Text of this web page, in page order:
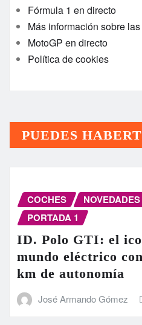
Fórmula 1 en directo
Más información sobre
MotoGP en directo
Política de cookies
PUEDES
COCHES
PORTADA 1
ID. Polo GTI: el
mundo eléctrico
km de autonomía
José Armando Gómez